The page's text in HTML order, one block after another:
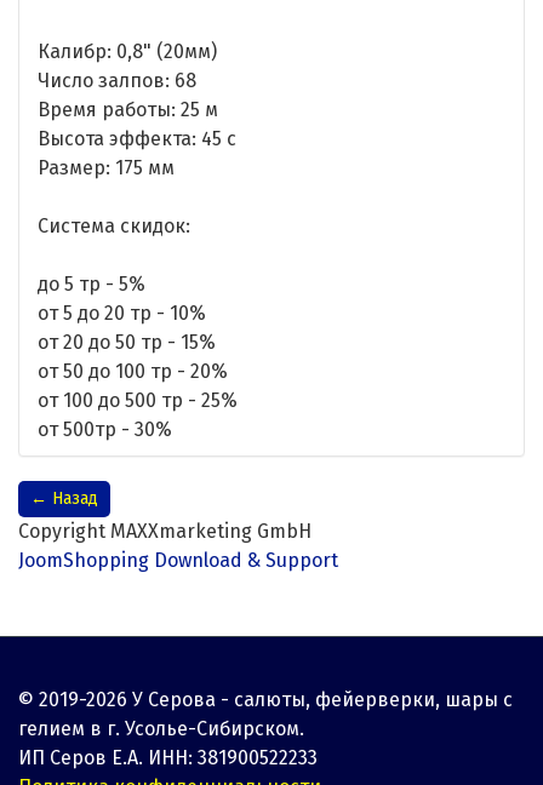
Калибр: 0,8" (20мм)
Число залпов: 68
Время работы: 25 м
Высота эффекта: 45 с
Размер: 175 мм
Система скидок:
до 5 тр - 5%
от 5 до 20 тр - 10%
от 20 до 50 тр - 15%
от 50 до 100 тр - 20%
от 100 до 500 тр - 25%
от 500тр - 30%
Copyright MAXXmarketing GmbH
JoomShopping Download & Support
© 2019-2026 У Серова - салюты, фейерверки, шары с
гелием в г. Усолье-Сибирском.
ИП Серов Е.А. ИНН: 381900522233